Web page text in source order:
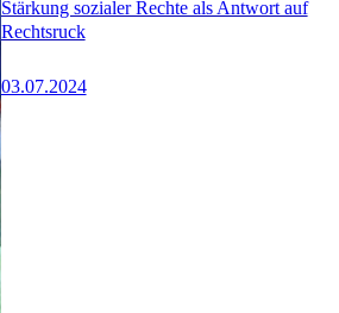
Stärkung sozialer Rechte als Antwort auf
Rechtsruck
03.07.2024